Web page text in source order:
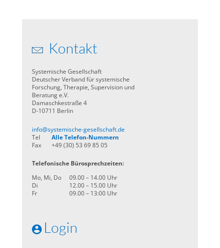
Kontakt
Systemische Gesellschaft
Deutscher Verband für systemische
Forschung, Therapie, Supervision und
Beratung e.V.
Damaschkestraße 4
D-10711 Berlin
info@systemische-gesellschaft.de
Tel
Alle Telefon-Nummern
Fax
+49 (30) 53 69 85 05
Telefonische Bürosprechzeiten:
Mo, Mi, Do
09.00 – 14.00 Uhr
Di
12.00 – 15.00 Uhr
Fr
09.00 – 13:00 Uhr
Login